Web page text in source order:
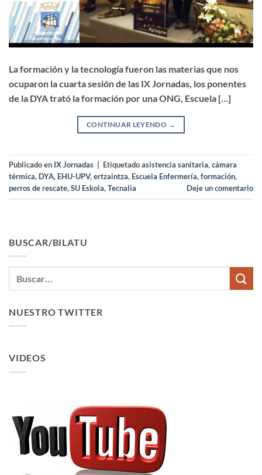
La formación y la tecnología fueron las materias que nos
ocuparon la cuarta sesión de las IX Jornadas, los ponentes
de la DYA trató la formación por una ONG, Escuela […]
CONTINUAR LEYENDO →
Publicado en IX Jornadas Etiquetadoasistencia sanitaria,cámara
térmica, DYA, EHU-UPV,ertzaintza, Escuela Enfermería,formación,
perros de rescate,SU Eskola,Tecnalia Deje un comentario
BUSCAR/BILATU
NUESTRO TWITTER
VIDEOS